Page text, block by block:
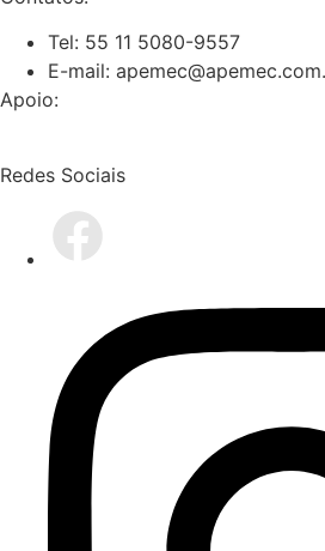
Tel: 55 11 5080-9557
E-mail:
Apoio:
Redes Sociais